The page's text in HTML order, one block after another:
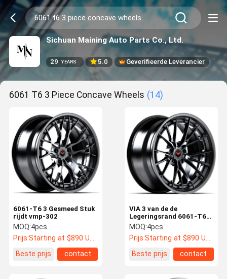
Sichuan Maining Auto Parts Co., Ltd.
29 YEARS 5.0 Geverifieerde Leverancier
6061 T6 3 Piece Concave Wheels (14)
6061-T6 3 Gesmeed Stuk
rijdt vmp-302
MOQ:4pcs
Prijs:Starting at $890 US Dollars ea
Beste prijs
contact
VIA 3 van de de
Legeringsrand 6061-T6
van Stuk de Concave
Wielen Ruimtevaartrang
MOQ:4pcs
Prijs:Starting at $890 US Dollars ea
Beste prijs
contact